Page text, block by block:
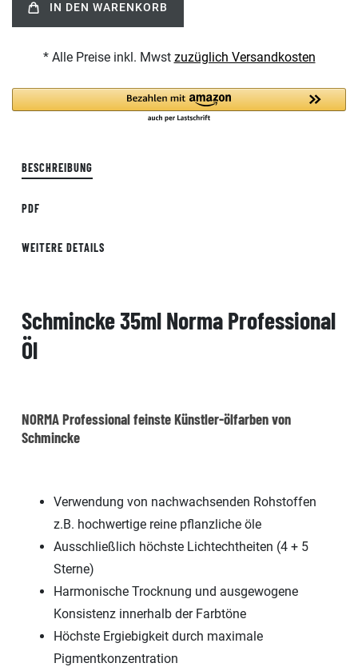
IN DEN WARENKORB
* Alle Preise inkl. Mwst zuzüglich Versandkosten
BESCHREIBUNG
PDF
WEITERE DETAILS
Schmincke 35ml Norma Professional
Öl
NORMA Professional feinste Künstler-ölfarben von
Schmincke
Verwendung von nachwachsenden Rohstoffen
z.B. hochwertige reine pflanzliche öle
Ausschließlich höchste Lichtechtheiten (4 + 5
Sterne)
Harmonische Trocknung und ausgewogene
Konsistenz innerhalb der Farbtöne
Höchste Ergiebigkeit durch maximale
Pigmentkonzentration